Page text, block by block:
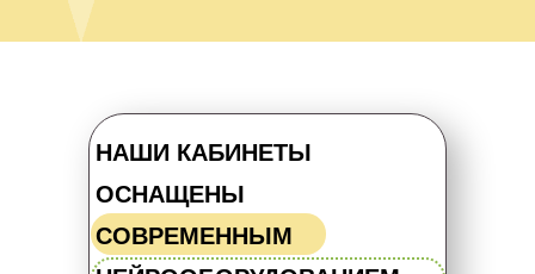
НАШИ КАБИНЕТЫ
ОСНАЩЕНЫ
СОВРЕМЕННЫМ